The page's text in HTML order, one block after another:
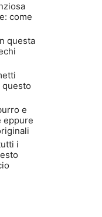
come
questa
questo
e
eppure
i